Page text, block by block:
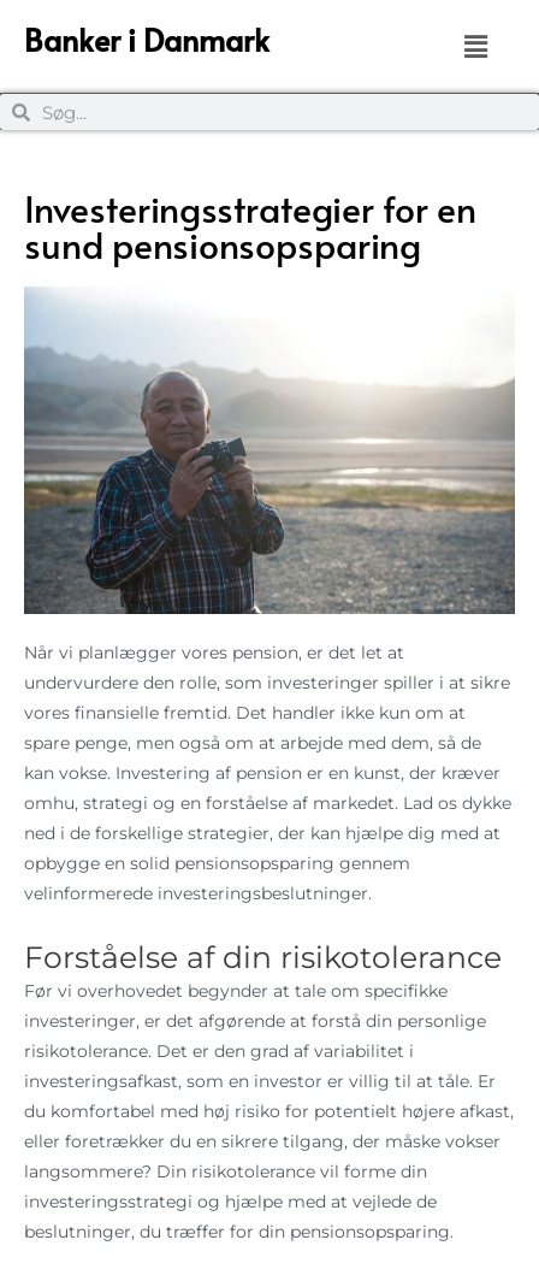
Banker i Danmark
Investeringsstrategier for en
sund pensionsopsparing
Når vi planlægger vores pension, er det let at
undervurdere den rolle, som investeringer spiller i at sikre
vores finansielle fremtid. Det handler ikke kun om at
spare penge, men også om at arbejde med dem, så de
kan vokse. Investering af pension er en kunst, der kræver
omhu, strategi og en forståelse af markedet. Lad os dykke
ned i de forskellige strategier, der kan hjælpe dig med at
opbygge en solid pensionsopsparing gennem
velinformerede investeringsbeslutninger.
Forståelse af din risikotolerance
Før vi overhovedet begynder at tale om specifikke
investeringer, er det afgørende at forstå din personlige
risikotolerance. Det er den grad af variabilitet i
investeringsafkast, som en investor er villig til at tåle. Er
du komfortabel med høj risiko for potentielt højere afkast,
eller foretrækker du en sikrere tilgang, der måske vokser
langsommere? Din risikotolerance vil forme din
investeringsstrategi og hjælpe med at vejlede de
beslutninger, du træffer for din pensionsopsparing.